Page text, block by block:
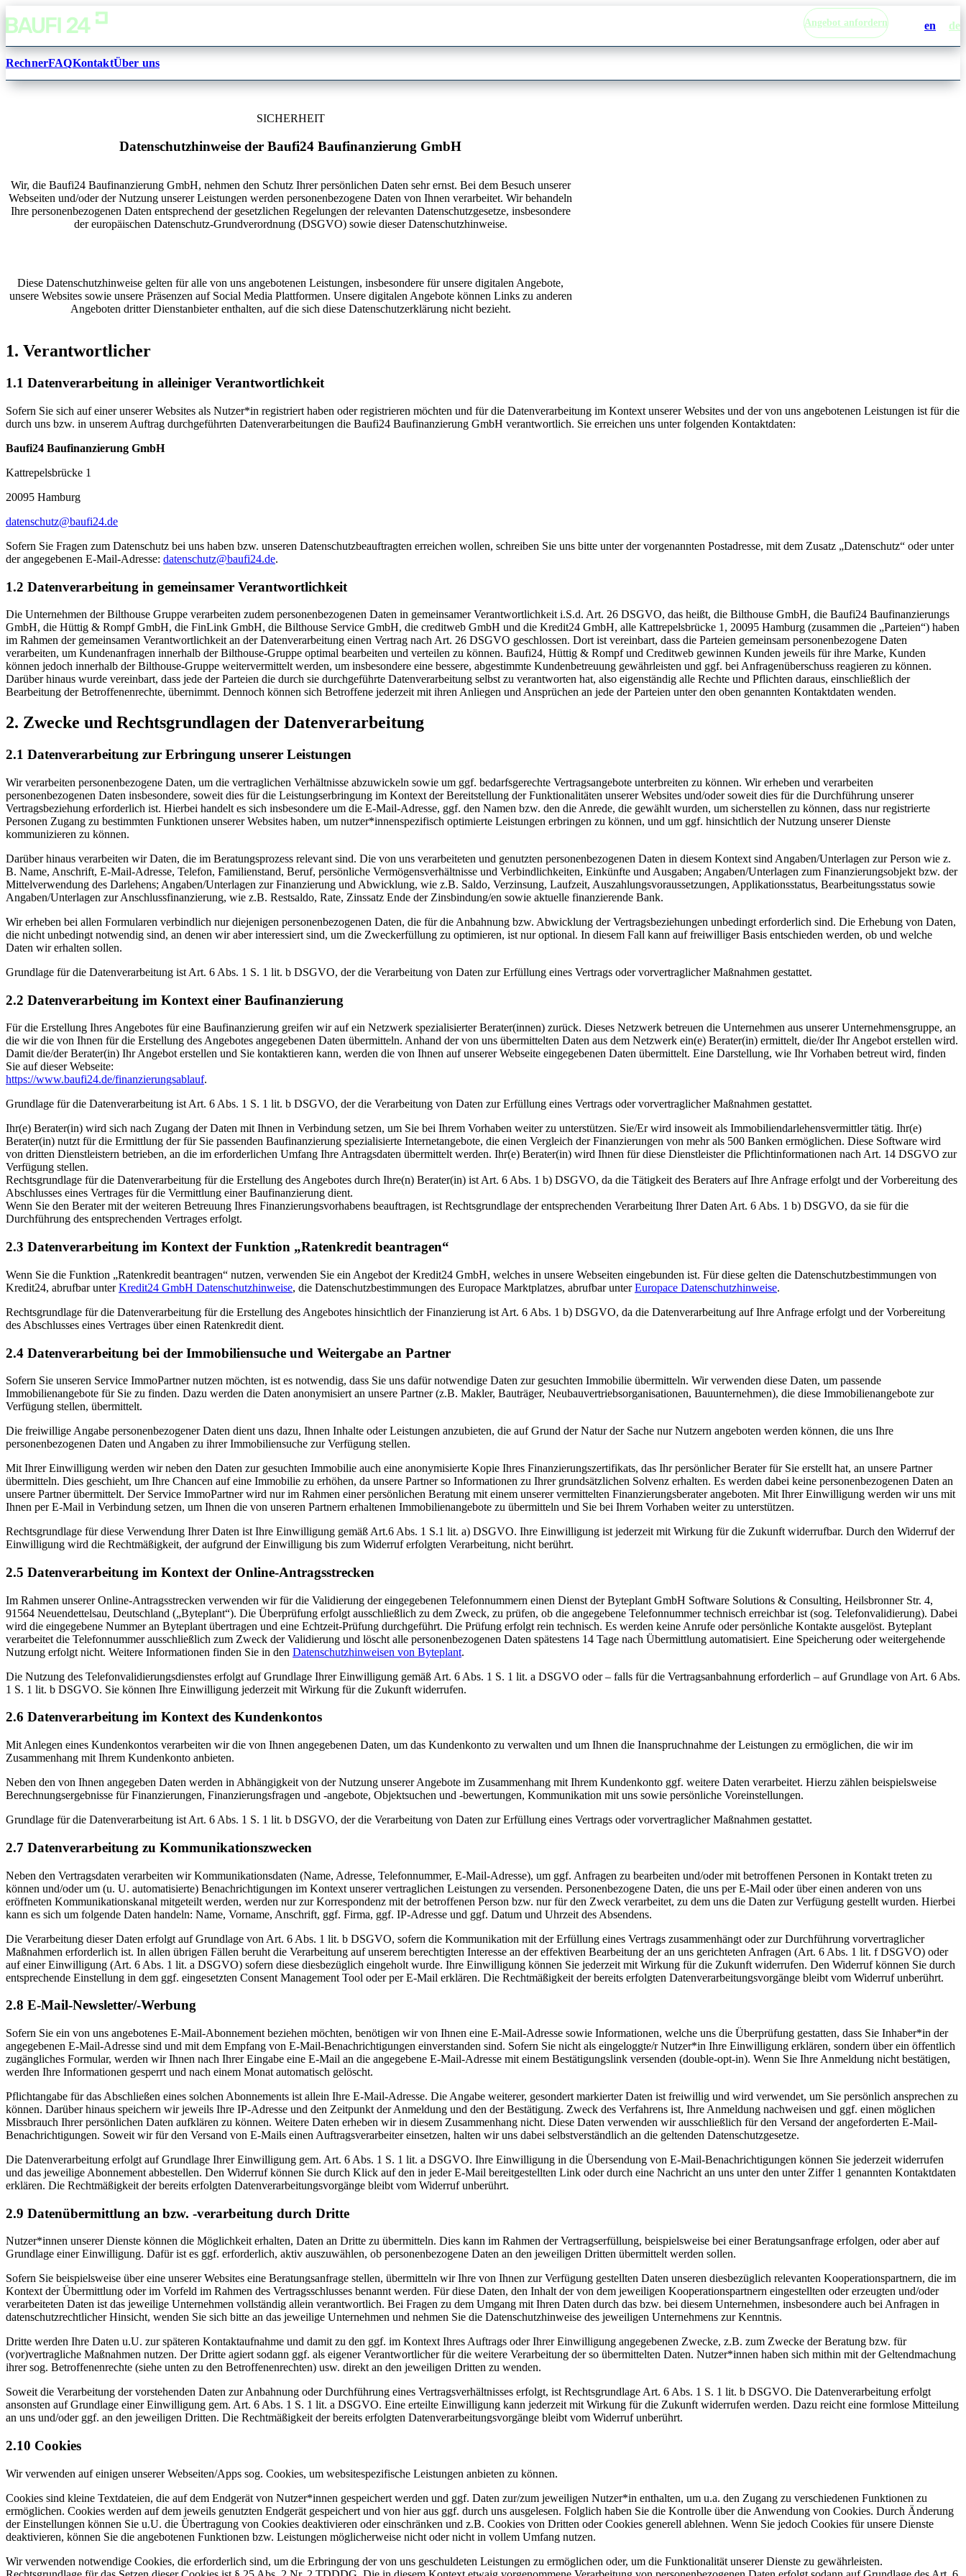
Angebot anfordern en de
RechnerFAQKontaktÜber uns
SICHERHEIT
Datenschutzhinweise der Baufi24 Baufinanzierung GmbH
Wir, die Baufi24 Baufinanzierung GmbH, nehmen den Schutz Ihrer persönlichen Daten sehr ernst. Bei dem Besuch unserer
Webseiten und/oder der Nutzung unserer Leistungen werden personenbezogene Daten von Ihnen verarbeitet. Wir behandeln
Ihre personenbezogenen Daten entsprechend der gesetzlichen Regelungen der relevanten Datenschutzgesetze, insbesondere
der europäischen Datenschutz-Grundverordnung (DSGVO) sowie dieser Datenschutzhinweise.
Diese Datenschutzhinweise gelten für alle von uns angebotenen Leistungen, insbesondere für unsere digitalen Angebote,
unsere Websites sowie unsere Präsenzen auf Social Media Plattformen. Unsere digitalen Angebote können Links zu anderen
Angeboten dritter Dienstanbieter enthalten, auf die sich diese Datenschutzerklärung nicht bezieht.
1. Verantwortlicher
1.1 Datenverarbeitung in alleiniger Verantwortlichkeit
Sofern Sie sich auf einer unserer Websites als Nutzer*in registriert haben oder registrieren möchten und für die Datenverarbeitung im Kontext unserer Websites und der von uns angebotenen Leistungen ist für die
durch uns bzw. in unserem Auftrag durchgeführten Datenverarbeitungen die Baufi24 Baufinanzierung GmbH verantwortlich. Sie erreichen uns unter folgenden Kontaktdaten:
Baufi24 Baufinanzierung GmbH
Kattrepelsbrücke 1
20095 Hamburg
datenschutz@baufi24.de
Sofern Sie Fragen zum Datenschutz bei uns haben bzw. unseren Datenschutzbeauftragten erreichen wollen, schreiben Sie uns bitte unter der vorgenannten Postadresse, mit dem Zusatz „Datenschutz“ oder unter
der angegebenen E-Mail-Adresse: datenschutz@baufi24.de.
1.2 Datenverarbeitung in gemeinsamer Verantwortlichkeit
Die Unternehmen der Bilthouse Gruppe verarbeiten zudem personenbezogenen Daten in gemeinsamer Verantwortlichkeit i.S.d. Art. 26 DSGVO, das heißt, die Bilthouse GmbH, die Baufi24 Baufinanzierungs
GmbH, die Hüttig & Rompf GmbH, die FinLink GmbH, die Bilthouse Service GmbH, die creditweb GmbH und die Kredit24 GmbH, alle Kattrepelsbrücke 1, 20095 Hamburg (zusammen die „Parteien“) haben
im Rahmen der gemeinsamen Verantwortlichkeit an der Datenverarbeitung einen Vertrag nach Art. 26 DSGVO geschlossen. Dort ist vereinbart, dass die Parteien gemeinsam personenbezogene Daten
verarbeiten, um Kundenanfragen innerhalb der Bilthouse-Gruppe optimal bearbeiten und verteilen zu können. Baufi24, Hüttig & Rompf und Creditweb gewinnen Kunden jeweils für ihre Marke, Kunden
können jedoch innerhalb der Bilthouse-Gruppe weitervermittelt werden, um insbesondere eine bessere, abgestimmte Kundenbetreuung gewährleisten und ggf. bei Anfragenüberschuss reagieren zu können.
Darüber hinaus wurde vereinbart, dass jede der Parteien die durch sie durchgeführte Datenverarbeitung selbst zu verantworten hat, also eigenständig alle Rechte und Pflichten daraus, einschließlich der
Bearbeitung der Betroffenenrechte, übernimmt. Dennoch können sich Betroffene jederzeit mit ihren Anliegen und Ansprüchen an jede der Parteien unter den oben genannten Kontaktdaten wenden.
2. Zwecke und Rechtsgrundlagen der Datenverarbeitung
2.1 Datenverarbeitung zur Erbringung unserer Leistungen
Wir verarbeiten personenbezogene Daten, um die vertraglichen Verhältnisse abzuwickeln sowie um ggf. bedarfsgerechte Vertragsangebote unterbreiten zu können. Wir erheben und verarbeiten
personenbezogenen Daten insbesondere, soweit dies für die Leistungserbringung im Kontext der Bereitstellung der Funktionalitäten unserer Websites und/oder soweit dies für die Durchführung unserer
Vertragsbeziehung erforderlich ist. Hierbei handelt es sich insbesondere um die E-Mail-Adresse, ggf. den Namen bzw. den die Anrede, die gewählt wurden, um sicherstellen zu können, dass nur registrierte
Personen Zugang zu bestimmten Funktionen unserer Websites haben, um nutzer*innenspezifisch optimierte Leistungen erbringen zu können, und um ggf. hinsichtlich der Nutzung unserer Dienste
kommunizieren zu können.
Darüber hinaus verarbeiten wir Daten, die im Beratungsprozess relevant sind. Die von uns verarbeiteten und genutzten personenbezogenen Daten in diesem Kontext sind Angaben/Unterlagen zur Person wie z.
B. Name, Anschrift, E-Mail-Adresse, Telefon, Familienstand, Beruf, persönliche Vermögensverhältnisse und Verbindlichkeiten, Einkünfte und Ausgaben; Angaben/Unterlagen zum Finanzierungsobjekt bzw. der
Mittelverwendung des Darlehens; Angaben/Unterlagen zur Finanzierung und Abwicklung, wie z.B. Saldo, Verzinsung, Laufzeit, Auszahlungsvoraussetzungen, Applikationsstatus, Bearbeitungsstatus sowie
Angaben/Unterlagen zur Anschlussfinanzierung, wie z.B. Restsaldo, Rate, Zinssatz Ende der Zinsbindung/en sowie aktuelle finanzierende Bank.
Wir erheben bei allen Formularen verbindlich nur diejenigen personenbezogenen Daten, die für die Anbahnung bzw. Abwicklung der Vertragsbeziehungen unbedingt erforderlich sind. Die Erhebung von Daten,
die nicht unbedingt notwendig sind, an denen wir aber interessiert sind, um die Zweckerfüllung zu optimieren, ist nur optional. In diesem Fall kann auf freiwilliger Basis entschieden werden, ob und welche
Daten wir erhalten sollen.
Grundlage für die Datenverarbeitung ist Art. 6 Abs. 1 S. 1 lit. b DSGVO, der die Verarbeitung von Daten zur Erfüllung eines Vertrags oder vorvertraglicher Maßnahmen gestattet.
2.2 Datenverarbeitung im Kontext einer Baufinanzierung
Für die Erstellung Ihres Angebotes für eine Baufinanzierung greifen wir auf ein Netzwerk spezialisierter Berater(innen) zurück. Dieses Netzwerk betreuen die Unternehmen aus unserer Unternehmensgruppe, an
die wir die von Ihnen für die Erstellung des Angebotes angegebenen Daten übermitteln. Anhand der von uns übermittelten Daten aus dem Netzwerk ein(e) Berater(in) ermittelt, die/der Ihr Angebot erstellen wird.
Damit die/der Berater(in) Ihr Angebot erstellen und Sie kontaktieren kann, werden die von Ihnen auf unserer Webseite eingegebenen Daten übermittelt. Eine Darstellung, wie Ihr Vorhaben betreut wird, finden
Sie auf dieser Webseite:
https://www.baufi24.de/finanzierungsablauf.
Grundlage für die Datenverarbeitung ist Art. 6 Abs. 1 S. 1 lit. b DSGVO, der die Verarbeitung von Daten zur Erfüllung eines Vertrags oder vorvertraglicher Maßnahmen gestattet.
Ihr(e) Berater(in) wird sich nach Zugang der Daten mit Ihnen in Verbindung setzen, um Sie bei Ihrem Vorhaben weiter zu unterstützen. Sie/Er wird insoweit als Immobiliendarlehensvermittler tätig. Ihr(e)
Berater(in) nutzt für die Ermittlung der für Sie passenden Baufinanzierung spezialisierte Internetangebote, die einen Vergleich der Finanzierungen von mehr als 500 Banken ermöglichen. Diese Software wird
von dritten Dienstleistern betrieben, an die im erforderlichen Umfang Ihre Antragsdaten übermittelt werden. Ihr(e) Berater(in) wird Ihnen für diese Dienstleister die Pflichtinformationen nach Art. 14 DSGVO zur
Verfügung stellen.
Rechtsgrundlage für die Datenverarbeitung für die Erstellung des Angebotes durch Ihre(n) Berater(in) ist Art. 6 Abs. 1 b) DSGVO, da die Tätigkeit des Beraters auf Ihre Anfrage erfolgt und der Vorbereitung des
Abschlusses eines Vertrages für die Vermittlung einer Baufinanzierung dient.
Wenn Sie den Berater mit der weiteren Betreuung Ihres Finanzierungsvorhabens beauftragen, ist Rechtsgrundlage der entsprechenden Verarbeitung Ihrer Daten Art. 6 Abs. 1 b) DSGVO, da sie für die
Durchführung des entsprechenden Vertrages erfolgt.
2.3 Datenverarbeitung im Kontext der Funktion „Ratenkredit beantragen“
Wenn Sie die Funktion „Ratenkredit beantragen“ nutzen, verwenden Sie ein Angebot der Kredit24 GmbH, welches in unsere Webseiten eingebunden ist. Für diese gelten die Datenschutzbestimmungen von
Kredit24, abrufbar unterKredit24 GmbH Datenschutzhinweise, die Datenschutzbestimmungen des Europace Marktplatzes, abrufbar unterEuropace Datenschutzhinweise.
Rechtsgrundlage für die Datenverarbeitung für die Erstellung des Angebotes hinsichtlich der Finanzierung ist Art. 6 Abs. 1 b) DSGVO, da die Datenverarbeitung auf Ihre Anfrage erfolgt und der Vorbereitung
des Abschlusses eines Vertrages über einen Ratenkredit dient.
2.4 Datenverarbeitung bei der Immobiliensuche und Weitergabe an Partner
Sofern Sie unseren Service ImmoPartner nutzen möchten, ist es notwendig, dass Sie uns dafür notwendige Daten zur gesuchten Immobilie übermitteln. Wir verwenden diese Daten, um passende
Immobilienangebote für Sie zu finden. Dazu werden die Daten anonymisiert an unsere Partner (z.B. Makler, Bauträger, Neubauvertriebsorganisationen, Bauunternehmen), die diese Immobilienangebote zur
Verfügung stellen, übermittelt.
Die freiwillige Angabe personenbezogener Daten dient uns dazu, Ihnen Inhalte oder Leistungen anzubieten, die auf Grund der Natur der Sache nur Nutzern angeboten werden können, die uns Ihre
personenbezogenen Daten und Angaben zu ihrer Immobiliensuche zur Verfügung stellen.
Mit Ihrer Einwilligung werden wir neben den Daten zur gesuchten Immobilie auch eine anonymisierte Kopie Ihres Finanzierungszertifikats, das Ihr persönlicher Berater für Sie erstellt hat, an unsere Partner
übermitteln. Dies geschieht, um Ihre Chancen auf eine Immobilie zu erhöhen, da unsere Partner so Informationen zu Ihrer grundsätzlichen Solvenz erhalten. Es werden dabei keine personenbezogenen Daten an
unsere Partner übermittelt. Der Service ImmoPartner wird nur im Rahmen einer persönlichen Beratung mit einem unserer vermittelten Finanzierungsberater angeboten. Mit Ihrer Einwilligung werden wir uns mit
Ihnen per E-Mail in Verbindung setzen, um Ihnen die von unseren Partnern erhaltenen Immobilienangebote zu übermitteln und Sie bei Ihrem Vorhaben weiter zu unterstützen.
Rechtsgrundlage für diese Verwendung Ihrer Daten ist Ihre Einwilligung gemäß Art.6 Abs. 1 S.1 lit. a) DSGVO. Ihre Einwilligung ist jederzeit mit Wirkung für die Zukunft widerrufbar. Durch den Widerruf der
Einwilligung wird die Rechtmäßigkeit, der aufgrund der Einwilligung bis zum Widerruf erfolgten Verarbeitung, nicht berührt.
2.5 Datenverarbeitung im Kontext der Online-Antragsstrecken
Im Rahmen unserer Online-Antragsstrecken verwenden wir für die Validierung der eingegebenen Telefonnummern einen Dienst der Byteplant GmbH Software Solutions & Consulting, Heilsbronner Str. 4,
91564 Neuendettelsau, Deutschland („Byteplant“). Die Überprüfung erfolgt ausschließlich zu dem Zweck, zu prüfen, ob die angegebene Telefonnummer technisch erreichbar ist (sog. Telefonvalidierung). Dabei
wird die eingegebene Nummer an Byteplant übertragen und eine Echtzeit-Prüfung durchgeführt. Die Prüfung erfolgt rein technisch. Es werden keine Anrufe oder persönliche Kontakte ausgelöst. Byteplant
verarbeitet die Telefonnummer ausschließlich zum Zweck der Validierung und löscht alle personenbezogenen Daten spätestens 14 Tage nach Übermittlung automatisiert. Eine Speicherung oder weitergehende
Nutzung erfolgt nicht. Weitere Informationen finden Sie in den Datenschutzhinweisen von Byteplant.
Die Nutzung des Telefonvalidierungsdienstes erfolgt auf Grundlage Ihrer Einwilligung gemäß Art. 6 Abs. 1 S. 1 lit. a DSGVO oder – falls für die Vertragsanbahnung erforderlich – auf Grundlage von Art. 6 Abs.
1 S. 1 lit. b DSGVO. Sie können Ihre Einwilligung jederzeit mit Wirkung für die Zukunft widerrufen.
2.6 Datenverarbeitung im Kontext des Kundenkontos
Mit Anlegen eines Kundenkontos verarbeiten wir die von Ihnen angegebenen Daten, um das Kundenkonto zu verwalten und um Ihnen die Inanspruchnahme der Leistungen zu ermöglichen, die wir im
Zusammenhang mit Ihrem Kundenkonto anbieten.
Neben den von Ihnen angegeben Daten werden in Abhängigkeit von der Nutzung unserer Angebote im Zusammenhang mit Ihrem Kundenkonto ggf. weitere Daten verarbeitet. Hierzu zählen beispielsweise
Berechnungsergebnisse für Finanzierungen, Finanzierungsfragen und -angebote, Objektsuchen und -bewertungen, Kommunikation mit uns sowie persönliche Voreinstellungen.
Grundlage für die Datenverarbeitung ist Art. 6 Abs. 1 S. 1 lit. b DSGVO, der die Verarbeitung von Daten zur Erfüllung eines Vertrags oder vorvertraglicher Maßnahmen gestattet.
2.7 Datenverarbeitung zu Kommunikationszwecken
Neben den Vertragsdaten verarbeiten wir Kommunikationsdaten (Name, Adresse, Telefonnummer, E-Mail-Adresse), um ggf. Anfragen zu bearbeiten und/oder mit betroffenen Personen in Kontakt treten zu
können und/oder um (u. U. automatisierte) Benachrichtigungen im Kontext unserer vertraglichen Leistungen zu versenden. Personenbezogene Daten, die uns per E-Mail oder über einen anderen von uns
eröffneten Kommunikationskanal mitgeteilt werden, werden nur zur Korrespondenz mit der betroffenen Person bzw. nur für den Zweck verarbeitet, zu dem uns die Daten zur Verfügung gestellt wurden. Hierbei
kann es sich um folgende Daten handeln: Name, Vorname, Anschrift, ggf. Firma, ggf. IP-Adresse und ggf. Datum und Uhrzeit des Absendens.
Die Verarbeitung dieser Daten erfolgt auf Grundlage von Art. 6 Abs. 1 lit. b DSGVO, sofern die Kommunikation mit der Erfüllung eines Vertrags zusammenhängt oder zur Durchführung vorvertraglicher
Maßnahmen erforderlich ist. In allen übrigen Fällen beruht die Verarbeitung auf unserem berechtigten Interesse an der effektiven Bearbeitung der an uns gerichteten Anfragen (Art. 6 Abs. 1 lit. f DSGVO) oder
auf einer Einwilligung (Art. 6 Abs. 1 lit. a DSGVO) sofern diese diesbezüglich eingeholt wurde. Ihre Einwilligung können Sie jederzeit mit Wirkung für die Zukunft widerrufen. Den Widerruf können Sie durch
entsprechende Einstellung in dem ggf. eingesetzten Consent Management Tool oder per E-Mail erklären. Die Rechtmäßigkeit der bereits erfolgten Datenverarbeitungsvorgänge bleibt vom Widerruf unberührt.
2.8 E-Mail-Newsletter/-Werbung
Sofern Sie ein von uns angebotenes E-Mail-Abonnement beziehen möchten, benötigen wir von Ihnen eine E-Mail-Adresse sowie Informationen, welche uns die Überprüfung gestatten, dass Sie Inhaber*in der
angegebenen E-Mail-Adresse sind und mit dem Empfang von E-Mail-Benachrichtigungen einverstanden sind. Sofern Sie nicht als eingeloggte/r Nutzer*in Ihre Einwilligung erklären, sondern über ein öffentlich
zugängliches Formular, werden wir Ihnen nach Ihrer Eingabe eine E-Mail an die angegebene E-Mail-Adresse mit einem Bestätigungslink versenden (double-opt-in). Wenn Sie Ihre Anmeldung nicht bestätigen,
werden Ihre Informationen gesperrt und nach einem Monat automatisch gelöscht.
Pflichtangabe für das Abschließen eines solchen Abonnements ist allein Ihre E-Mail-Adresse. Die Angabe weiterer, gesondert markierter Daten ist freiwillig und wird verwendet, um Sie persönlich ansprechen zu
können. Darüber hinaus speichern wir jeweils Ihre IP-Adresse und den Zeitpunkt der Anmeldung und den der Bestätigung. Zweck des Verfahrens ist, Ihre Anmeldung nachweisen und ggf. einen möglichen
Missbrauch Ihrer persönlichen Daten aufklären zu können. Weitere Daten erheben wir in diesem Zusammenhang nicht. Diese Daten verwenden wir ausschließlich für den Versand der angeforderten E-Mail-
Benachrichtigungen. Soweit wir für den Versand von E-Mails einen Auftragsverarbeiter einsetzen, halten wir uns dabei selbstverständlich an die geltenden Datenschutzgesetze.
Die Datenverarbeitung erfolgt auf Grundlage Ihrer Einwilligung gem. Art. 6 Abs. 1 S. 1 lit. a DSGVO. Ihre Einwilligung in die Übersendung von E-Mail-Benachrichtigungen können Sie jederzeit widerrufen
und das jeweilige Abonnement abbestellen. Den Widerruf können Sie durch Klick auf den in jeder E-Mail bereitgestellten Link oder durch eine Nachricht an uns unter den unter Ziffer 1 genannten Kontaktdaten
erklären. Die Rechtmäßigkeit der bereits erfolgten Datenverarbeitungsvorgänge bleibt vom Widerruf unberührt.
2.9 Datenübermittlung an bzw. -verarbeitung durch Dritte
Nutzer*innen unserer Dienste können die Möglichkeit erhalten, Daten an Dritte zu übermitteln. Dies kann im Rahmen der Vertragserfüllung, beispielsweise bei einer Beratungsanfrage erfolgen, oder aber auf
Grundlage einer Einwilligung. Dafür ist es ggf. erforderlich, aktiv auszuwählen, ob personenbezogene Daten an den jeweiligen Dritten übermittelt werden sollen.
Sofern Sie beispielsweise über eine unserer Websites eine Beratungsanfrage stellen, übermitteln wir Ihre von Ihnen zur Verfügung gestellten Daten unseren diesbezüglich relevanten Kooperationspartnern, die im
Kontext der Übermittlung oder im Vorfeld im Rahmen des Vertragsschlusses benannt werden. Für diese Daten, den Inhalt der von dem jeweiligen Kooperationspartnern eingestellten oder erzeugten und/oder
verarbeiteten Daten ist das jeweilige Unternehmen vollständig allein verantwortlich. Bei Fragen zu dem Umgang mit Ihren Daten durch das bzw. bei diesem Unternehmen, insbesondere auch bei Anfragen in
datenschutzrechtlicher Hinsicht, wenden Sie sich bitte an das jeweilige Unternehmen und nehmen Sie die Datenschutzhinweise des jeweiligen Unternehmens zur Kenntnis.
Dritte werden Ihre Daten u.U. zur späteren Kontaktaufnahme und damit zu den ggf. im Kontext Ihres Auftrags oder Ihrer Einwilligung angegebenen Zwecke, z.B. zum Zwecke der Beratung bzw. für
(vor)vertragliche Maßnahmen nutzen. Der Dritte agiert sodann ggf. als eigener Verantwortlicher für die weitere Verarbeitung der so übermittelten Daten. Nutzer*innen haben sich mithin mit der Geltendmachung
ihrer sog. Betroffenenrechte (siehe unten zu den Betroffenenrechten) usw. direkt an den jeweiligen Dritten zu wenden.
Soweit die Verarbeitung der vorstehenden Daten zur Anbahnung oder Durchführung eines Vertragsverhältnisses erfolgt, ist Rechtsgrundlage Art. 6 Abs. 1 S. 1 lit. b DSGVO. Die Datenverarbeitung erfolgt
ansonsten auf Grundlage einer Einwilligung gem. Art. 6 Abs. 1 S. 1 lit. a DSGVO. Eine erteilte Einwilligung kann jederzeit mit Wirkung für die Zukunft widerrufen werden. Dazu reicht eine formlose Mitteilung
an uns und/oder ggf. an den jeweiligen Dritten. Die Rechtmäßigkeit der bereits erfolgten Datenverarbeitungsvorgänge bleibt vom Widerruf unberührt.
2.10 Cookies
Wir verwenden auf einigen unserer Webseiten/Apps sog. Cookies, um websitespezifische Leistungen anbieten zu können.
Cookies sind kleine Textdateien, die auf dem Endgerät von Nutzer*innen gespeichert werden und ggf. Daten zur/zum jeweiligen Nutzer*in enthalten, um u.a. den Zugang zu verschiedenen Funktionen zu
ermöglichen. Cookies werden auf dem jeweils genutzten Endgerät gespeichert und von hier aus ggf. durch uns ausgelesen. Folglich haben Sie die Kontrolle über die Anwendung von Cookies. Durch Änderung
der Einstellungen können Sie u.U. die Übertragung von Cookies deaktivieren oder einschränken und z.B. Cookies von Dritten oder Cookies generell ablehnen. Wenn Sie jedoch Cookies für unsere Dienste
deaktivieren, können Sie die angebotenen Funktionen bzw. Leistungen möglicherweise nicht oder nicht in vollem Umfang nutzen.
Wir verwenden notwendige Cookies, die erforderlich sind, um die Erbringung der von uns geschuldeten Leistungen zu ermöglichen oder, um die Funktionalität unserer Dienste zu gewährleisten.